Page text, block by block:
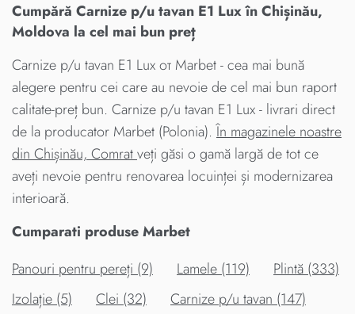
Cumpără Carnize p/u tavan E1 Lux în Chișinău,
Moldova la cel mai bun preț
Carnize p/u tavan E1 Lux от Marbet - cea mai bună
alegere pentru cei care au nevoie de cel mai bun raport
calitate-preț bun. Carnize p/u tavan E1 Lux - livrari direct
de la producator Marbet (Polonia).În magazinele noastre
din Chișinău, Comratveți găsi o gamă largă de tot ce
aveți nevoie pentru renovarea locuinței și modernizarea
interioară.
Cumparati produse Marbet
Panouri pentru pereți (9)
Lamele (119)
Plintă (333)
Izolație (5)
Clei (32)
Carnize p/u tavan (147)